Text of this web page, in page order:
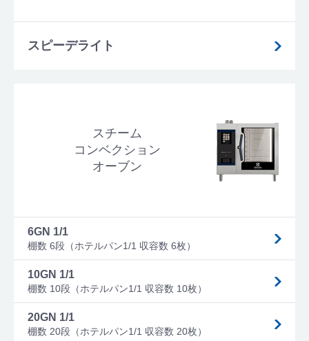
スピーデライト
スチーム
コンベクション
オーブン
6GN 1/1
棚数 6段（ホテルパン1/1 収容数 6枚）
10GN 1/1
棚数 10段（ホテルパン1/1 収容数 10枚）
20GN 1/1
棚数 20段（ホテルパン1/1 収容数 20枚）